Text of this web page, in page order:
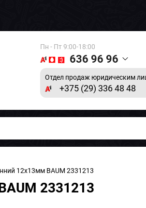
Пн - Пт 9:00-18:00
636 96 96
Отдел продаж юридическим
+375 (29) 336 48 48
12x13мм BAUM 2331213
2331213